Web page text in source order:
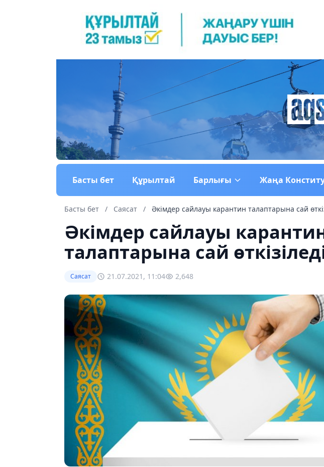
Басты бет Құрылтай Барлығы Жаңа
Басты бет / Саясат / Әкімдер сайлауы карантин талаптарына сай
Әкімдер сайлауы
талаптарына сай
Саясат 21.07.2021, 11:04 2,648